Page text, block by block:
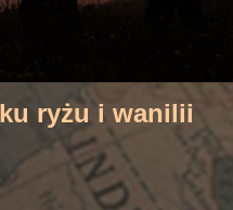
ryżu i wanilii